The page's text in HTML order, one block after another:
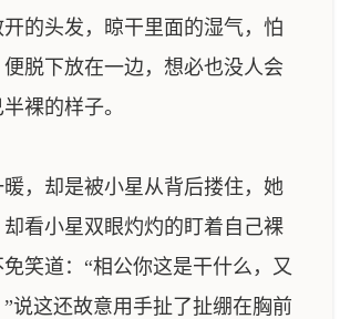
的头发，晾干里面的湿气，怕
脱下放在一边，想必也没人会
裸的样子。
，却是被小星从背后搂住，她
看小星双眼灼灼的盯着自己裸
笑道：“相公你这是干什么，又
说这还故意用手扯了扯绷在胸前